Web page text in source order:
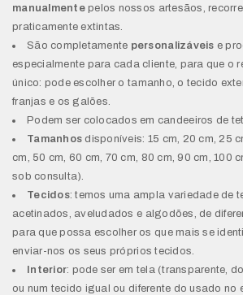
manualmentepelos nossos artesãos,
praticamente extintas.
São completamente personalizáveis e
especialmente para cada cliente, para que o
único: pode escolher o tamanho, o tecido
franjas e os galões.
Podem ser colocados em candeeiros de
Tamanhos disponíveis: 15 cm, 20 cm, 25
cm, 50 cm, 60 cm, 70 cm, 80 cm, 90 cm, 100
sob consulta).
Tecidos: temos uma ampla variedade de
acetinados, aveludados e algodões, de
para que possa escolher os que mais se
enviar-nos os seus próprios tecidos.
Interior: pode ser em tela (transparente,
ou num tecido igual ou diferente do usado no